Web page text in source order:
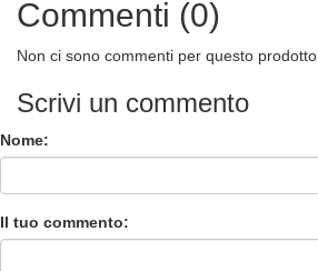
Commenti (0)
Non ci sono commenti per questo prodotto.
Scrivi un commento
Nome:
Il tuo commento: